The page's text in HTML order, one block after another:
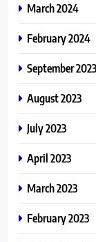
March 2024
February 2024
September 2023
August 2023
July 2023
April 2023
March 2023
February 2023